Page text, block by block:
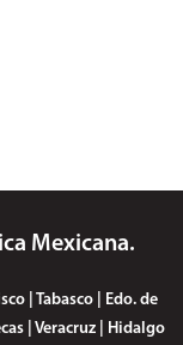
Mexicana.
| Tabasco | Edo. de
| Veracruz | Hidalgo